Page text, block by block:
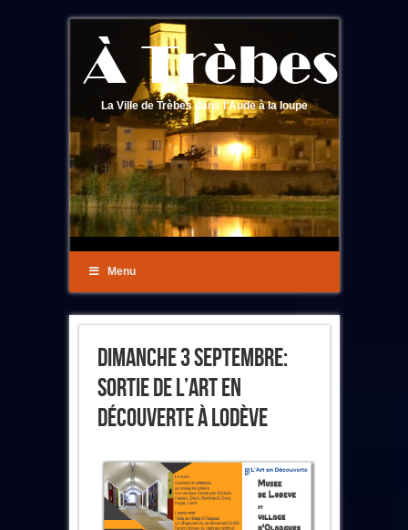
La Ville de Trèbes dans l'Aude à la loupe
Menu
Dimanche 3 Septembre:
Sortie De L’Art En
Découverte À Lodève